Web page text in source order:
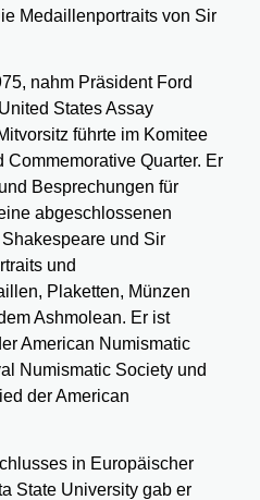
Medaillenportraits von Sir
nahm Präsident Ford
States Assay
führte im Komitee
Quarter. Er
Besprechungen für
abgeschlossenen
und Sir
und
Plaketten, Münzen
Ashmolean. Er ist
American Numismatic
Numismatic Society und
der American
in Europäischer
State University gab er